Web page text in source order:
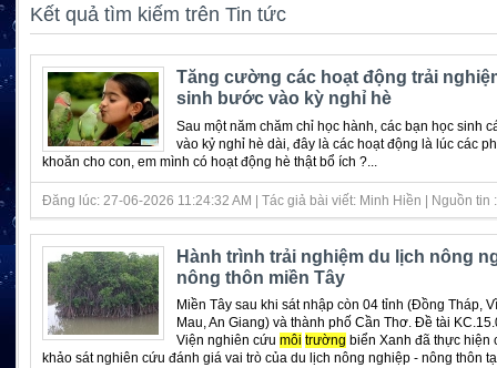
Kết quả tìm kiếm trên Tin tức
Tăng cường các hoạt động trải
sinh bước vào kỳ nghỉ hè
Sau một năm chăm chỉ học hành, các bạn học sinh
vào kỷ nghỉ hè dài, đây là các hoạt động là lúc các
khoăn cho con, em mình có hoạt động hè thật bổ ích ?...
Đăng lúc: 27-06-2026 11:24:32 AM | Tác giả bài viết: Minh Hiền | Nguồn tin
Hành trình trải nghiệm du lịch nông
nông thôn miền Tây
Miền Tây sau khi sát nhập còn 04 tỉnh (Đồng Tháp,
Mau, An Giang) và thành phố Cần Thơ. Đề tài
Viện nghiên cứu môi trường biển Xanh đã thực hiện
khảo sát nghiên cứu đánh giá vai trò của du lịch nông nghiệp - nông thôn